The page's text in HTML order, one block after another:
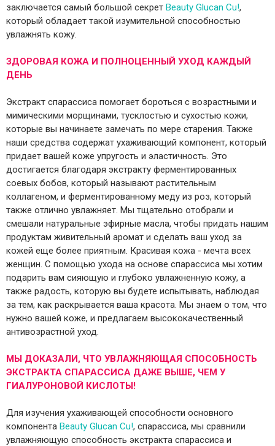
заключается самый большой секрет Beauty Glucan Сu!,
который обладает такой изумительной способностью
увлажнять кожу.
ЗДОРОВАЯ КОЖА И ПОЛНОЦЕННЫЙ УХОД КАЖДЫЙ
ДЕНЬ
Экстракт спарассиса помогает бороться с возрастными и
мимическими морщинами, тусклостью и сухостью кожи,
которые вы начинаете замечать по мере старения. Также
наши средства содержат ухаживающий компонент, который
придает вашей коже упругость и эластичность. Это
достигается благодаря экстракту ферментированных
соевых бобов, который называют растительным
коллагеном, и ферментированному меду из роз, который
также отлично увлажняет. Мы тщательно отобрали и
смешали натуральные эфирные масла, чтобы придать нашим
продуктам живительный аромат и сделать ваш уход за
кожей еще более приятным. Красивая кожа - мечта всех
женщин. С помощью ухода на основе спарассиса мы хотим
подарить вам сияющую и глубоко увлажненную кожу, а
также радость, которую вы будете испытывать, наблюдая
за тем, как раскрывается ваша красота. Мы знаем о том, что
нужно вашей коже, и предлагаем высококачественный
антивозрастной уход.
МЫ ДОКАЗАЛИ, ЧТО УВЛАЖНЯЮЩАЯ СПОСОБНОСТЬ
ЭКСТРАКТА СПАРАССИСА ДАЖЕ ВЫШЕ, ЧЕМ У
ГИАЛУРОНОВОЙ КИСЛОТЫ!
Для изучения ухаживающей способности основного
компонента Beauty Glucan Cu!, спарассиса, мы сравнили
увлажняющую способность экстракта спарассиса и